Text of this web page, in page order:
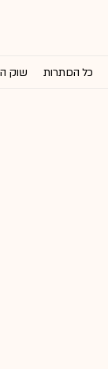
כל הכותרות שוק